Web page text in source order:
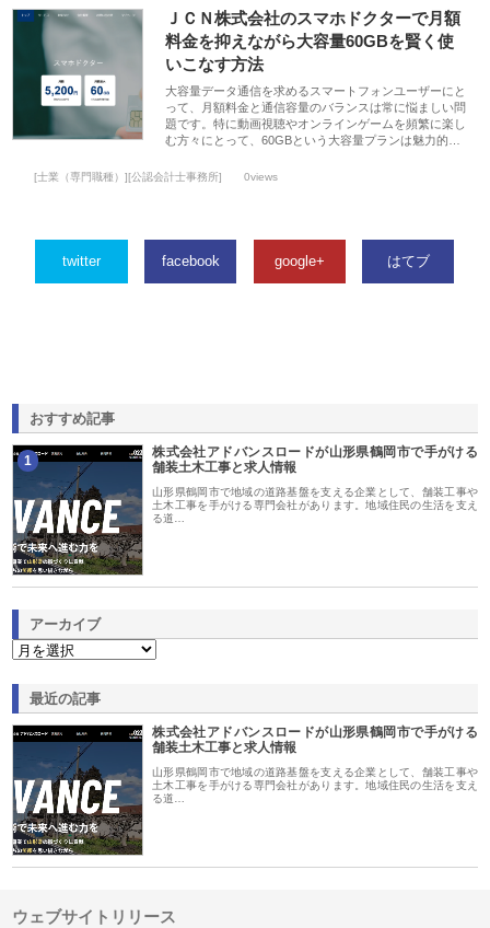
ＪＣＮ株式会社のスマホドクターで月額
料金を抑えながら大容量60GBを賢く使
いこなす方法
大容量データ通信を求めるスマートフォンユーザーにと
って、月額料金と通信容量のバランスは常に悩ましい問
題です。特に動画視聴やオンラインゲームを頻繁に楽し
む方々にとって、60GBという大容量プランは魅力的…
[士業（専門職種）][公認会計士事務所] 0views
twitter facebook google+ はてブ
おすすめ記事
1
株式会社アドバンスロードが山形県鶴岡市で手がける
舗装土木工事と求人情報
山形県鶴岡市で地域の道路基盤を支える企業として、舗装工事や
土木工事を手がける専門会社があります。地域住民の生活を支え
る道…
アーカイブ
最近の記事
株式会社アドバンスロードが山形県鶴岡市で手がける
舗装土木工事と求人情報
山形県鶴岡市で地域の道路基盤を支える企業として、舗装工事や
土木工事を手がける専門会社があります。地域住民の生活を支え
る道…
ウェブサイトリリース